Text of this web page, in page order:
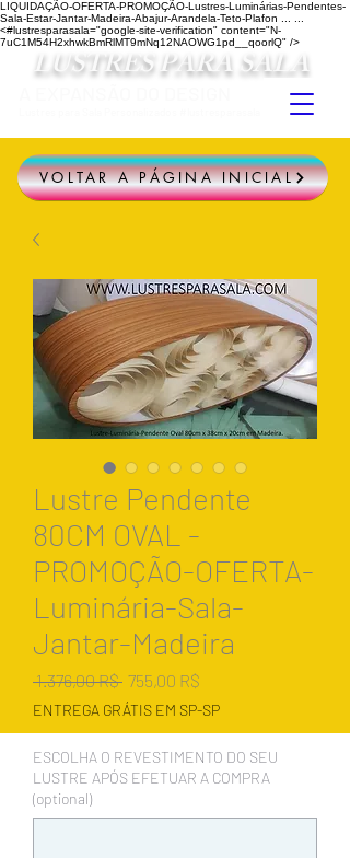
LIQUIDAÇÃO-OFERTA-PROMOÇÃO-Lustres-Luminárias-Pendentes-
Sala-Estar-Jantar-Madeira-Abajur-Arandela-Teto-Plafon ...
<#lustresparasala="google-site-verification" content="N-
7uC1M54H2xhwkBmRlMT9mNq12NAOWG1pd__qoorlQ" />
LUSTRES PARA SALA
VOLTAR A PÁGINA INICIAL
Lustre Pendente
80CM OVAL -
PROMOÇÃO-OFERTA-
Luminária-Sala-
Jantar-Madeira
1.376,00 R$ Standardpreis
755,00 R$
Preis
ENTREGA GRÁTIS EM SP-SP
ESCOLHA O REVESTIMENTO DO SEU
LUSTRE APÓS EFETUAR A COMPRA
(optional)